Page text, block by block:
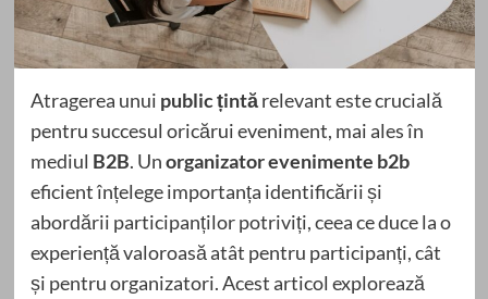
Atragerea unui public țintărelevant este crucială
pentru succesul oricărui eveniment, mai ales în
mediul B2B. Unorganizator evenimente b2b
eficient înțelege importanța identificării și
abordării participanților potriviți, ceea ce duce la o
experiență valoroasă atât pentru participanți, cât
și pentru organizatori. Acest articol explorează